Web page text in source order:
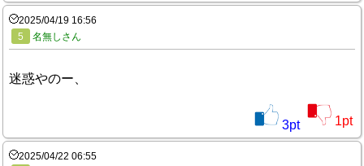
2025/04/19 16:56
5
名無しさん
迷惑やのー、
3pt 1pt
2025/04/22 06:55